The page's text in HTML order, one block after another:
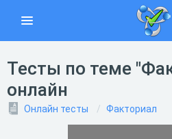
Тесты по теме
онлайн
Онлайн тесты Факториал